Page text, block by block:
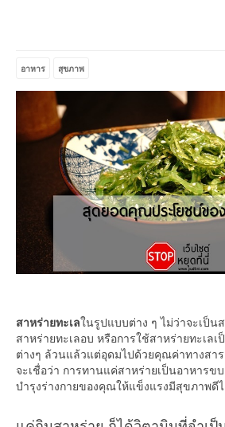
อาหาร สุขภาพ
สาหร่ายทะเลในรูปแบบต่าง ๆ ไม่ว่าจะเป็น
สาหร่ายทะเลอบ หรือการใช้สาหร่ายทะเล
ต่างๆ ล้วนแล้วแต่อุดมไปด้วยคุณค่าทางสา
จะเชื่อว่า การทานแค่สาหร่ายเป็นอาหารข
บำรุงร่างกายของคุณให้แข็งแรงมีสุขภาพดี